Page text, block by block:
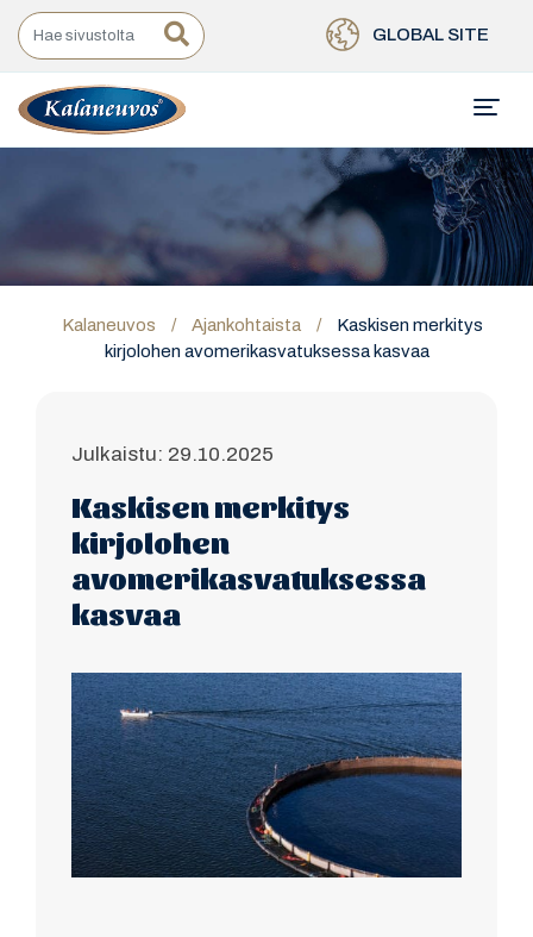
GLOBAL SITE
Kalaneuvos / Ajankohtaista /
Kaskisen merkitys
kirjolohen avomerikasvatuksessa kasvaa
Julkaistu: 29.10.2025
Kaskisen merkitys
kirjolohen
avomerikasvatuksessa
kasvaa